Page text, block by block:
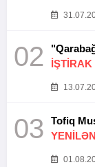
02
03